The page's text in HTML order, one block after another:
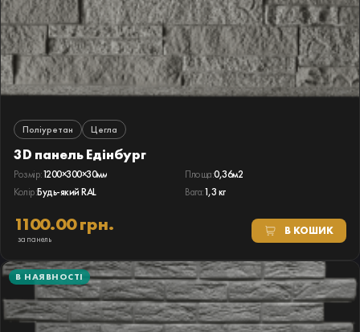
Поліуретан Цегла
3D панель Едінбург
Розмір:1200×300×30мм Площа:0,36м2
Колір:Будь-який RAL Вага:1,3 кг
1100.00 грн.
за панель
В КОШИК
В НАЯВНОСТІ